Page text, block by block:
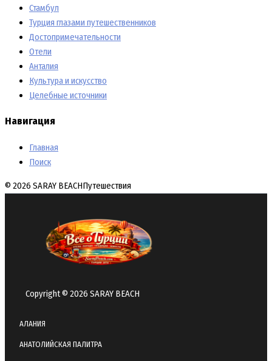
Стамбул
Турция глазами путешественников
Достопримечательности
Отели
Анталия
Культура и искусство
Целебные источники
Навигация
Главная
Поиск
© 2026 SARAY BEACHПутешествия
Copyright © 2026 SARAY BEACH
АЛАНИЯ
АНАТОЛИЙСКАЯ ПАЛИТРА